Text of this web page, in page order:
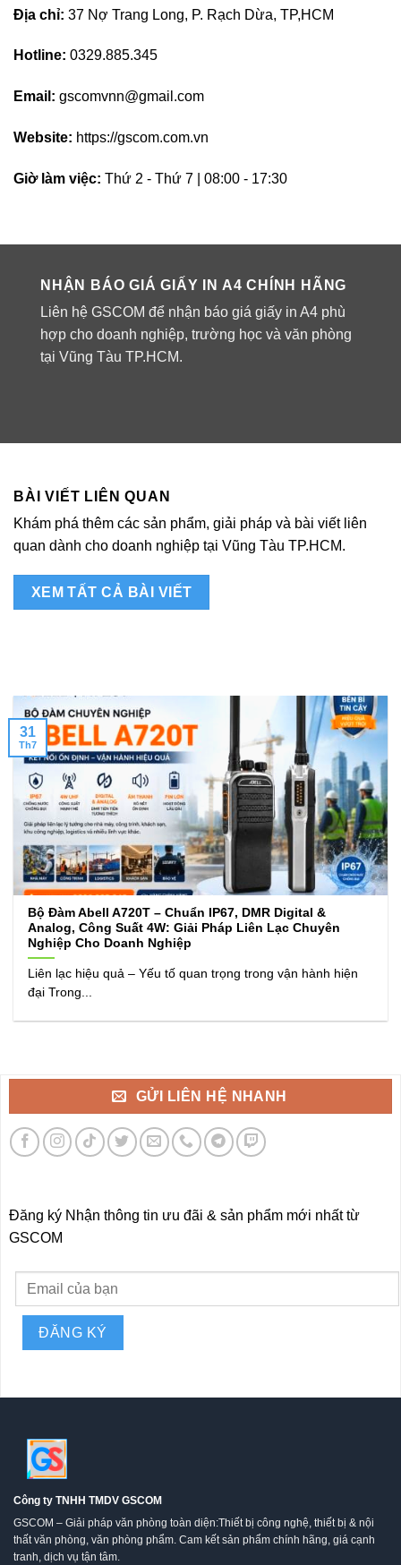
Địa chỉ: 37 Nợ Trang Long, P. Rạch Dừa, TP,HCM
Hotline: 0329.885.345
Email: gscomvnn@gmail.com
Website: https://gscom.com.vn
Giờ làm việc: Thứ 2 - Thứ 7 | 08:00 - 17:30
NHẬN BÁO GIÁ GIẤY IN A4 CHÍNH HÃNG
Liên hệ GSCOM để nhận báo giá giấy in A4 phù
hợp cho doanh nghiệp, trường học và văn phòng
tại Vũng Tàu TP.HCM.
BÀI VIẾT LIÊN QUAN
Khám phá thêm các sản phẩm, giải pháp và bài viết liên
quan dành cho doanh nghiệp tại Vũng Tàu TP.HCM.
XEM TẤT CẢ BÀI VIẾT
Bộ Đàm Abell A720T – Chuẩn IP67, DMR Digital &
Analog, Công Suất 4W: Giải Pháp Liên Lạc Chuyên
Nghiệp Cho Doanh Nghiệp
Liên lạc hiệu quả – Yếu tố quan trọng trong vận hành hiện
đại Trong...
31
Th7
GỬI LIÊN HỆ NHANH
Đăng ký Nhận thông tin ưu đãi & sản phẩm mới nhất từ
GSCOM
Công ty TNHH TMDV GSCOM
GSCOM – Giải pháp văn phòng toàn diện:Thiết bị công nghệ, thiết bị & nội
thất văn phòng, văn phòng phẩm. Cam kết sản phẩm chính hãng, giá cạnh
tranh, dịch vụ tận tâm.